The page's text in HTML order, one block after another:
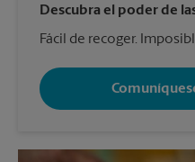
Descubra el poder de
Fácil de recoger.